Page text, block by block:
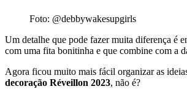
Foto: @debbywakesupgirls
Um detalhe que pode fazer muita diferença é
com uma fita bonitinha e que combine com a
Agora ficou muito mais fácil organizar as
decoração Réveillon 2023, não é?